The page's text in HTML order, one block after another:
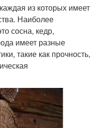
из которых имеет
Наиболее
сосна, кедр,
имеет разные
такие как прочность,